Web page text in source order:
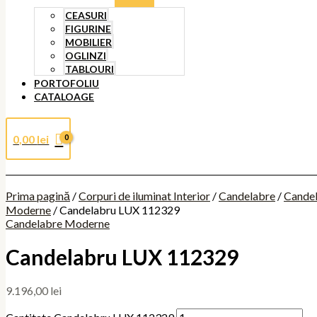
CEASURI
FIGURINE
MOBILIER
OGLINZI
TABLOURI
PORTOFOLIU
CATALOAGE
0,00 lei
Prima pagină /Corpuri de iluminat Interior /Candelabre /
Moderne / Candelabru LUX 112329
Candelabre Moderne
Candelabru LUX 112329
9.196,00 lei